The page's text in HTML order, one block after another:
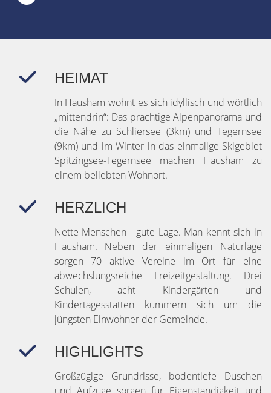
HEIMAT
In Hausham wohnt es sich idyllisch und wörtlich
„mittendrin“: Das prächtige Alpenpanorama und
die Nähe zu Schliersee (3km) und Tegernsee
(9km) und im Winter in das einmalige Skigebiet
Spitzingsee-Tegernsee machen Hausham zu
einem beliebten Wohnort.
HERZLICH
Nette Menschen - gute Lage. Man kennt sich in
Hausham. Neben der einmaligen Naturlage
sorgen 70 aktive Vereine im Ort für eine
abwechslungsreiche Freizeitgestaltung. Drei
Schulen, acht Kindergärten und
Kindertagesstätten kümmern sich um die
jüngsten Einwohner der Gemeinde.
HIGHLIGHTS
Großzügige Grundrisse, bodentiefe Duschen